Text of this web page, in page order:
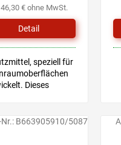
€ ohne MwSt.
Detail
speziell für
Dieses
B663905910/5087